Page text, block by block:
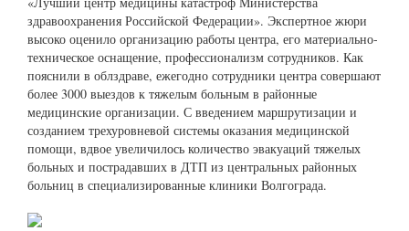
здравоохранения Российской Федерации». Экспертное жюри
высоко оценило организацию работы центра, его материально-
техническое оснащение, профессионализм сотрудников. Как
пояснили в облздраве, ежегодно сотрудники центра совершают
более 3000 выездов к тяжелым больным в районные
медицинские организации. С введением маршрутизации и
созданием трехуровневой системы оказания медицинской
помощи, вдвое увеличилось количество эвакуаций тяжелых
больных и пострадавших в ДТП из центральных районных
больниц в специализированные клиники Волгограда.